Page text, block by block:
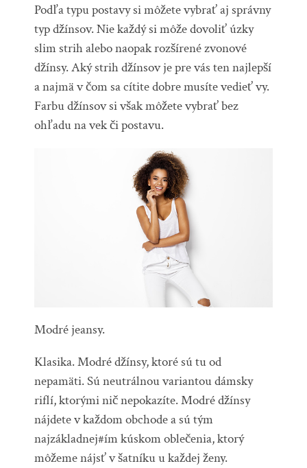
Podľa typu postavy si môžete vybrať aj správny
typ džínsov. Nie každý si môže dovoliť úzky
slim strih alebo naopak rozšírené zvonové
džínsy. Aký strih džínsov je pre vás ten najlepší
a najmä v čom sa cítite dobre musíte vedieť vy.
Farbu džínsov si však môžete vybrať bez
ohľadu na vek či postavu.
Modré jeansy.
Klasika. Modré džínsy, ktoré sú tu od
nepamäti. Sú neutrálnou variantou dámsky
riflí, ktorými nič nepokazíte. Modré džínsy
nájdete v každom obchode a sú tým
najzákladnej#ím kúskom oblečenia, ktorý
môžeme nájsť v šatníku u každej ženy.